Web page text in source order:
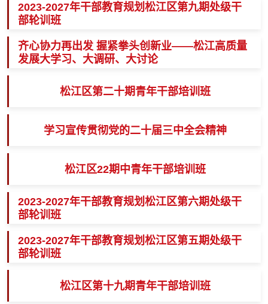
2023-2027年干部教育规划松江区第九期处级干
部轮训班
齐心协力再出发 握紧拳头创新业——松江高质量
发展大学习、大调研、大讨论
松江区第二十期青年干部培训班
学习宣传贯彻党的二十届三中全会精神
松江区22期中青年干部培训班
2023-2027年干部教育规划松江区第六期处级干
部轮训班
2023-2027年干部教育规划松江区第五期处级干
部轮训班
松江区第十九期青年干部培训班